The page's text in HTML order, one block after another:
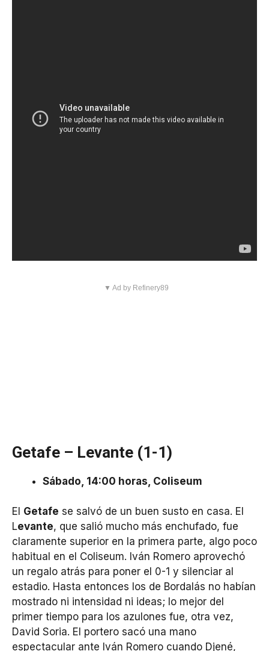
▼ Ad by Refinery89
Getafe – Levante (1-1)
Sábado, 14:00 horas, Coliseum
El Getafe se salvó de un buen susto en casa. El
Levante, que salió mucho más enchufado, fue
claramente superior en la primera parte, algo poco
habitual en el Coliseum. Iván Romero aprovechó
un regalo atrás para poner el 0-1 y silenciar al
estadio. Hasta entonces los de Bordalás no habían
mostrado ni intensidad ni ideas; lo mejor del
primer tiempo para los azulones fue, otra vez,
David Soria. El portero sacó una mano
espectacular ante Iván Romero cuando Djené,